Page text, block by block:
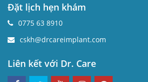
Đặt lịch hẹn khám
0775 63 8910
cskh@drcareimplant.com
Liên kết với Dr. Care